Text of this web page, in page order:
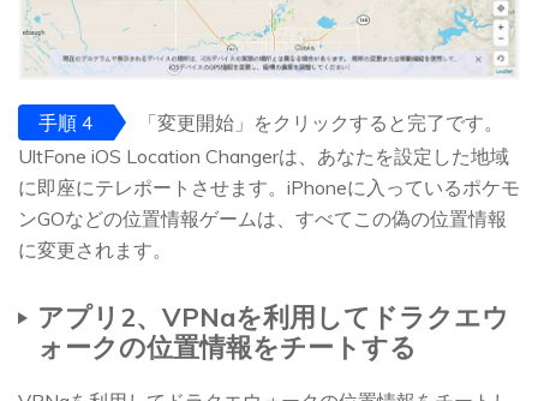
手順 4
「変更開始」をクリックすると完了です。
UltFone iOS Location Changerは、あなたを設定した地域
に即座にテレポートさせます。iPhoneに入っているポケモ
ンGOなどの位置情報ゲームは、すべてこの偽の位置情報
に変更されます。
アプリ2、VPNaを利用してドラクエウ
ォークの位置情報をチートする